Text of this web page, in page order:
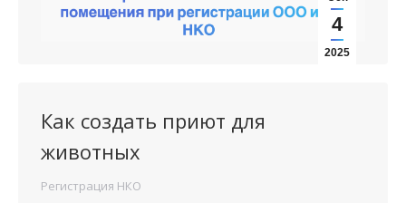
4
2025
Как создать приют для
животных
Регистрация НКО